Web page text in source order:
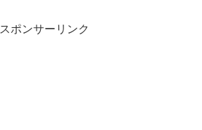
スポンサーリンク